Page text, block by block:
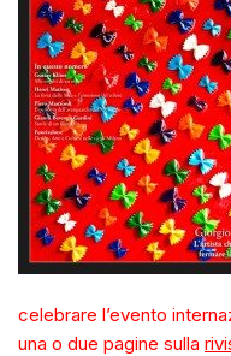
celebrare l’evento
una o due pagine sulla